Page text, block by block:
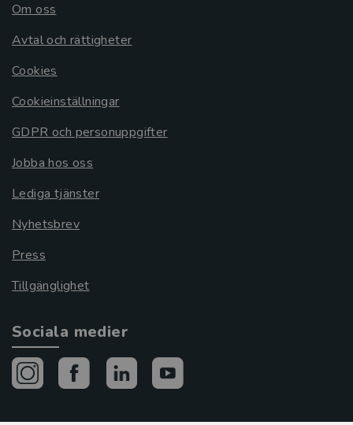
Om oss
Avtal och rättigheter
Cookies
Cookieinställningar
GDPR och personuppgifter
Jobba hos oss
Lediga tjänster
Nyhetsbrev
Press
Tillgänglighet
Sociala medier